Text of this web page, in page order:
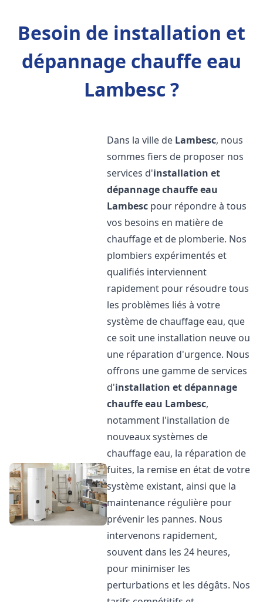
Besoin de installation et
dépannage chauffe eau
Lambesc ?
Dans la ville de Lambesc, nous
sommes fiers de proposer nos
services d'installation et
dépannage chauffe eau
Lambesc pour répondre à tous
vos besoins en matière de
chauffage et de plomberie. Nos
plombiers expérimentés et
qualifiés interviennent
rapidement pour résoudre tous
les problèmes liés à votre
système de chauffage eau, que
ce soit une installation neuve ou
une réparation d'urgence. Nous
offrons une gamme de services
d'installation et dépannage
chauffe eau Lambesc,
notamment l'installation de
nouveaux systèmes de
chauffage eau, la réparation de
fuites, la remise en état de votre
système existant, ainsi que la
maintenance régulière pour
prévenir les pannes. Nous
intervenons rapidement,
souvent dans les 24 heures,
pour minimiser les
perturbations et les dégâts. Nos